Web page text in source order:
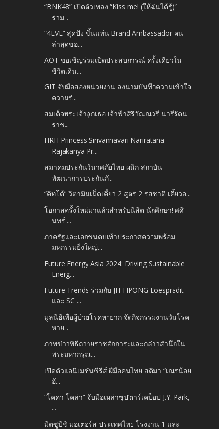
“BNK48” เปิดตัวเพลง “Kiss me! (ให้ฉันได้รู้)”
ร่วม...
“4EVE” สุดปัง ขึ้นแท่น Brand Ambassador คน
ล่าสุดขอ...
AOT ขอเชิญร่วมเปิดประสบการณ์ ครั้งเดียวใน
ชีวิตเดิน...
GIT จับมือสองหน่วยงาน ลงนามบันทึกความเข้าใจ
ความร่...
สมเด็จพระเจ้าลูกเธอ เจ้าฟ้าสิริวัณณวรี นารีรัตน
ราช...
HRH Princess Sirivannavari Nariratana
Rajakanya Pr...
สมาคมประกันวินาศภัยไทย ผนึก สถาบัน
พัฒนาการประกันภั...
“คิทโด้” วิตามินเม็ดเคี้ยว 2 สูตร 2 รสชาติ เคี้ยวอ...
โอกาสครั้งใหม่มาแล้วสำหรับนิสิต นักศึกษา! ศศิ
นทร์ ...
ภาครัฐและเอกชนตบเท้าประกาศความพร้อม
มหกรรมยิ่งใหญ่...
Future Energy Asia 2024: Driving Sustainable
Energ...
Future Trends ร่วมกับ JITTIPONG Loespradit
และ SC ...
มูลนิธิเพื่อผู้ป่วยโรคหายาก จัดกิจกรรมงานวันโรค
หาย...
ภาพข่าวพิธีถวายราชสักการะและกล่าวสำนึกใน
พระมหากรุณ...
เปิดตัวแอนิเมชันซีรีส์ ฝีมือคนไทย สติมา “เณรน้อย
อั...
“โคคา-โคล่า” จับมือเหล่าซุป’ตาร์เคป็อป J.Y. Park,
...
มิตซูบิชิ มอเตอร์ส ประเทศไทย โรงงาน 1 และ